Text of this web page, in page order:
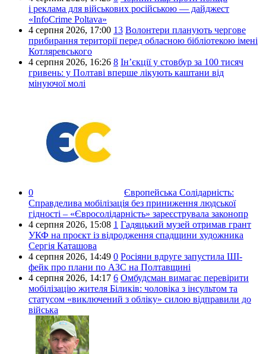
і реклама для військових російською — дайджест
«InfoCrime Poltava»
4 серпня 2026, 17:00 13 Волонтери планують чергове
прибирання території перед обласною бібліотекою імені
Котляревського
4 серпня 2026, 16:26 8 Ін’єкції у стовбур за 100 тисяч
гривень: у Полтаві вперше лікують каштани від
мінуючої молі
0
Європейська Солідарність:
Справделива мобілізація без приниження людської
гідності – «Євросолідарність» зареєструвала законопр
4 серпня 2026, 15:08 1 Гадяцький музей отримав грант
УКФ на проєкт із відродження спадщини художника
Сергія Каташова
4 серпня 2026, 14:49 0 Росіяни вдруге запустила ШІ-
фейк про плани по АЗС на Полтавщині
4 серпня 2026, 14:17 6 Омбудсман вимагає перевірити
мобілізацію жителя Біликів: чоловіка з інсультом та
статусом «виключений з обліку» силою відправили до
війська